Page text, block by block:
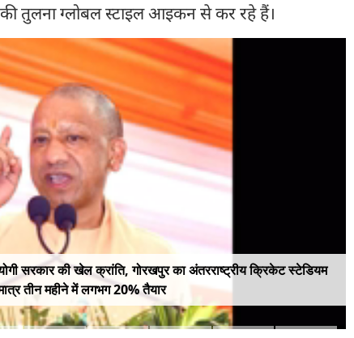
तुलना ग्लोबल स्टाइल आइकन से कर रहे हैं।
सरकार की खेल क्रांति, गोरखपुर का अंतरराष्ट्रीय क्रिकेट स्टेडियम
तीन महीने में लगभग 20% तैयार